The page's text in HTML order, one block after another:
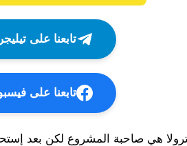
تابعنا على
تابعنا على
هي صاحبة المشروع لكن بعد